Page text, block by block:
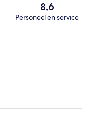
8,6
Personeel en service